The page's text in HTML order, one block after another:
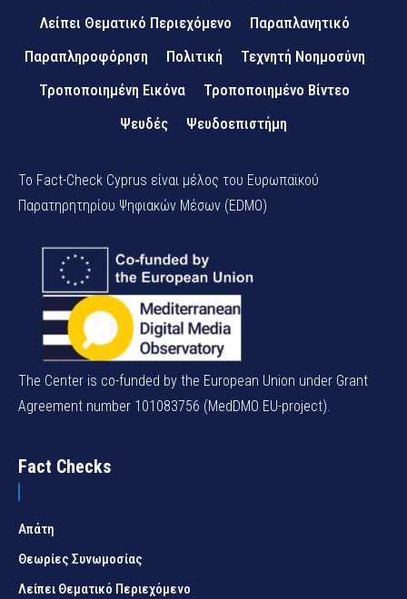
Λείπει Θεματικό Περιεχόμενο
Παραπλανητικό
Παραπληροφόρηση
Πολιτική
Τεχνητή Νοημοσύνη
Τροποποιημένη Εικόνα
Τροποποιημένο Βίντεο
Ψευδές
Ψευδοεπιστήμη
Το Fact-Check Cyprus είναι μέλος του Ευρωπαϊκού
Παρατηρητηρίου Ψηφιακών Μέσων (EDMO)
The Center is co-funded by the European Union under Grant
Agreement number 101083756 (MedDMO EU-project).
Fact Checks
Απάτη
Θεωρίες Συνωμοσίας
Λείπει Θεματικό Περιεχόμενο